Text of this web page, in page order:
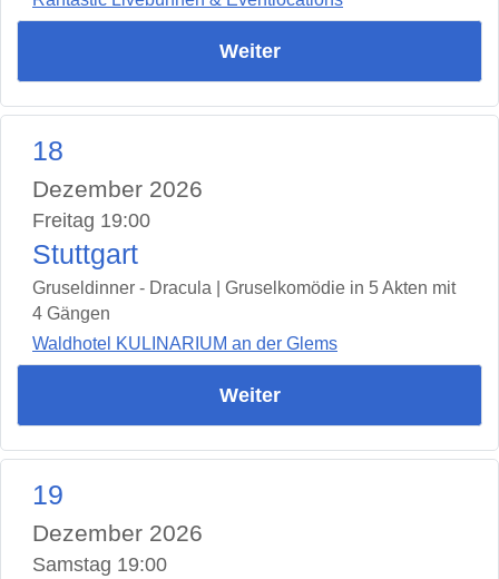
Weiter
18
Dezember 2026
Freitag 19:00
Stuttgart
Gruseldinner - Dracula | Gruselkomödie in 5 Akten mit
4 Gängen
Waldhotel KULINARIUM an der Glems
Weiter
19
Dezember 2026
Samstag 19:00